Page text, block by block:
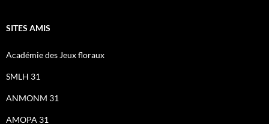
SITES AMIS
Académie des Jeux floraux
SMLH 31
ANMONM 31
AMOPA 31